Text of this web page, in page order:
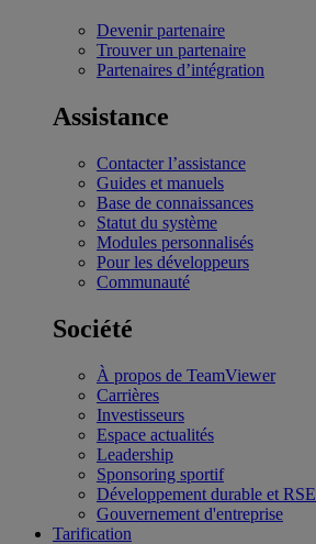
Devenir partenaire
Trouver un partenaire
Partenaires d’intégration
Assistance
Contacter l’assistance
Guides et manuels
Base de connaissances
Statut du système
Modules personnalisés
Pour les développeurs
Communauté
Société
À propos de TeamViewer
Carrières
Investisseurs
Espace actualités
Leadership
Sponsoring sportif
Développement durable et RSE
Gouvernement d'entreprise
Tarification